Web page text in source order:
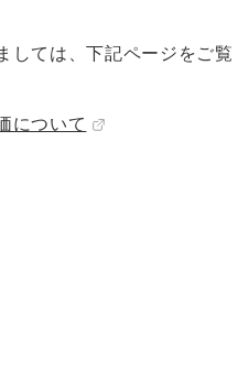
しては、下記ページをご覧
について